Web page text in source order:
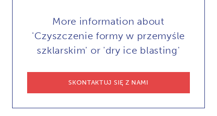
More information about
'Czyszczenie formy w przemyśle
szklarskim' or 'dry ice blasting'
SKONTAKTUJ SIĘ Z NAMI